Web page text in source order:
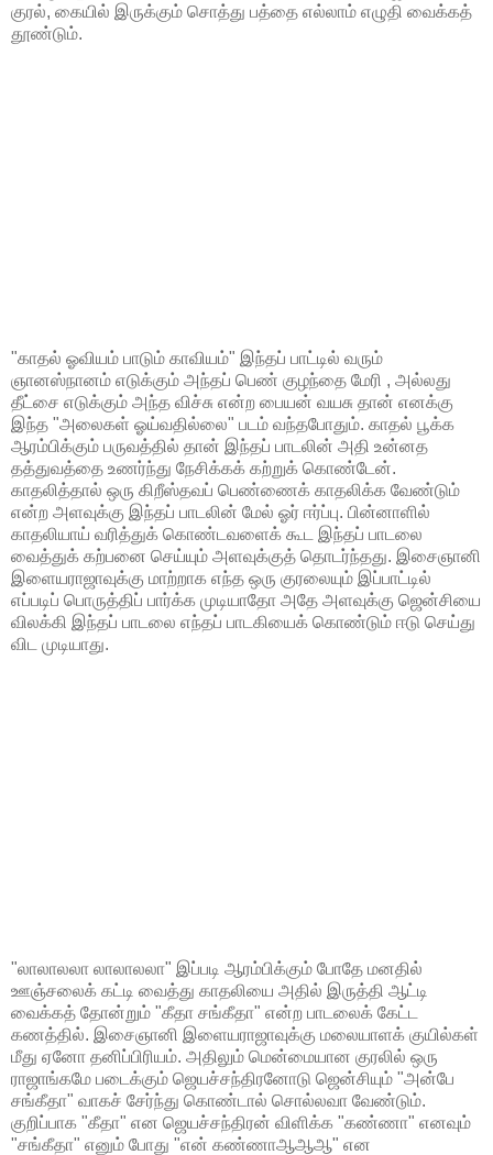
குரல், கையில் இருக்கும் சொத்து பத்தை எல்லாம் எழுதி வைக்கத்
தூண்டும்.
"காதல் ஓவியம் பாடும் காவியம்" இந்தப் பாட்டில் வரும்
ஞானஸ்நானம் எடுக்கும் அந்தப் பெண் குழந்தை மேரி , அல்லது
தீட்சை எடுக்கும் அந்த விச்சு என்ற பையன் வயசு தான் எனக்கு
இந்த "அலைகள் ஓய்வதில்லை" படம் வந்தபோதும். காதல் பூக்க
ஆரம்பிக்கும் பருவத்தில் தான் இந்தப் பாடலின் அதி உன்னத
தத்துவத்தை உணர்ந்து நேசிக்கக் கற்றுக் கொண்டேன்.
காதலித்தால் ஒரு கிறீஸ்தவப் பெண்ணைக் காதலிக்க வேண்டும்
என்ற அளவுக்கு இந்தப் பாடலின் மேல் ஓர் ஈர்ப்பு. பின்னாளில்
காதலியாய் வரித்துக் கொண்டவளைக் கூட இந்தப் பாடலை
வைத்துக் கற்பனை செய்யும் அளவுக்குத் தொடர்ந்தது. இசைஞானி
இளையராஜாவுக்கு மாற்றாக எந்த ஒரு குரலையும் இப்பாட்டில்
எப்படிப் பொருத்திப் பார்க்க முடியாதோ அதே அளவுக்கு ஜென்சியை
விலக்கி இந்தப் பாடலை எந்தப் பாடகியைக் கொண்டும் ஈடு செய்து
விட முடியாது.
"லாலாலலா லாலாலலா" இப்படி ஆரம்பிக்கும் போதே மனதில்
ஊஞ்சலைக் கட்டி வைத்து காதலியை அதில் இருத்தி ஆட்டி
வைக்கத் தோன்றும் "கீதா சங்கீதா" என்ற பாடலைக் கேட்ட
கணத்தில். இசைஞானி இளையராஜாவுக்கு மலையாளக் குயில்கள்
மீது ஏனோ தனிப்பிரியம். அதிலும் மென்மையான குரலில் ஒரு
ராஜாங்கமே படைக்கும் ஜெயச்சந்திரனோடு ஜென்சியும் "அன்பே
சங்கீதா" வாகச் சேர்ந்து கொண்டால் சொல்லவா வேண்டும்.
குறிப்பாக "கீதா" என ஜெயச்சந்திரன் விளிக்க "கண்ணா" எனவும்
"சங்கீதா" எனும் போது "என் கண்ணாஆஆஆ" என